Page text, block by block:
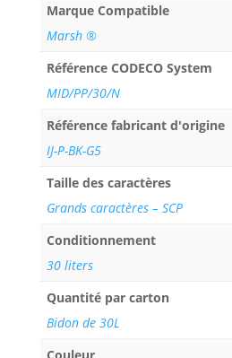
Marque Compatible
Marsh ®
Référence CODECO System
MID/PP/30/N
Référence fabricant d'origine
IJ-P-BK-G5
Taille des caractères
Grands caractères – SCP
Conditionnement
30 liters
Quantité par carton
Bidon de 30L